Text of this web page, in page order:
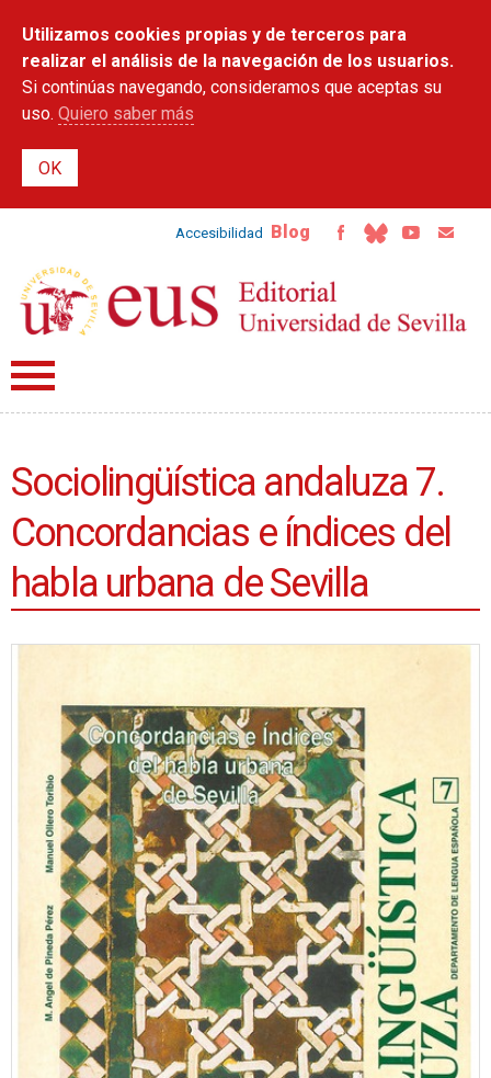
contenido
principal
Utilizamos cookies propias y de terceros para
realizar el análisis de la navegación de los usuarios.
Si continúas navegando, consideramos que aceptas su
uso. Quiero saber más
Accesibilidad Blog
Sociolingüística andaluza 7.
Concordancias e índices del
habla urbana de Sevilla